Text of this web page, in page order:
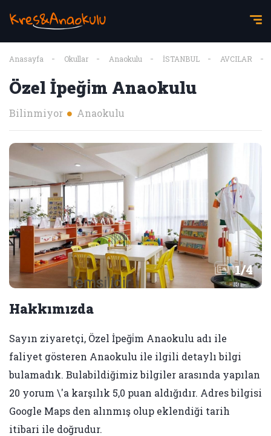
Anasayfa Okullar Anaokulu İSTANBUL AVCILAR
Özel İpeği̇m Anaokulu
Bilinmiyor Anaokulu
1/4
Hakkımızda
Sayın ziyaretçi, Özel İpeği̇m Anaokulu adı ile
faliyet gösteren Anaokulu ile ilgili detaylı bilgi
bulamadık. Bulabildiğimiz bilgiler arasında yapılan
20 yorum \'a karşılık 5,0 puan aldığıdır. Adres bilgisi
Google Maps den alınmış olup eklendiği tarih
itibari ile doğrudur.